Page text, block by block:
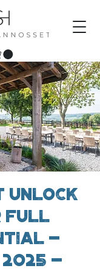
Unlock
Full
-
-